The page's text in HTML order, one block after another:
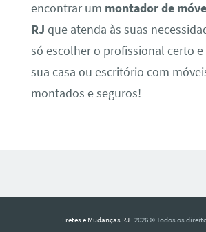
encontrar um montador de
RJ que atenda às suas
só escolher o profissional certo
sua casa ou escritório com
montados e seguros!
Fretes e Mudanças RJ· 2026 © Todos os